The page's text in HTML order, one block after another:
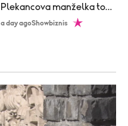
Plekancova manželka to
vidí inak, ako jeho súčasná!
a day agoShowbiznis